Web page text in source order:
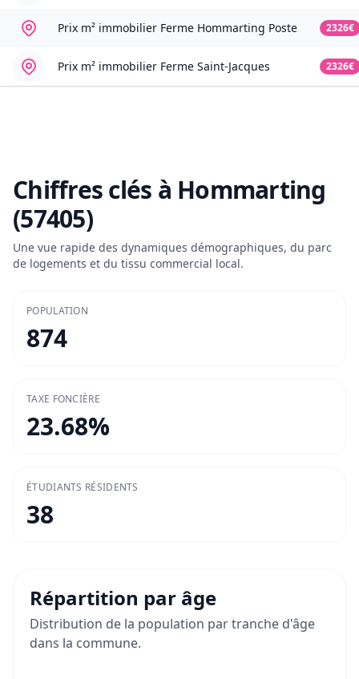
Prix m² immobilier Ferme Hommarting Poste 2326€
Prix m² immobilier Ferme Saint-Jacques 2326€
Chiffres clés à Hommarting
(57405)
Une vue rapide des dynamiques démographiques, du parc
de logements et du tissu commercial local.
POPULATION
874
TAXE FONCIÈRE
23.68%
ÉTUDIANTS RÉSIDENTS
38
Répartition par âge
Distribution de la population par tranche d'âge
dans la commune.